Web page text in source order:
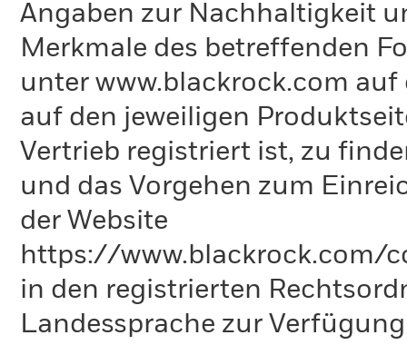
Angaben zur Nachhaltigkeit
Merkmale des betreffenden
unter www.blackrock.com auf
auf den jeweiligen
Vertrieb registriert ist, zu
und das Vorgehen zum
der Website
https://www.blackrock.com/
in den registrierten
Landessprache zur